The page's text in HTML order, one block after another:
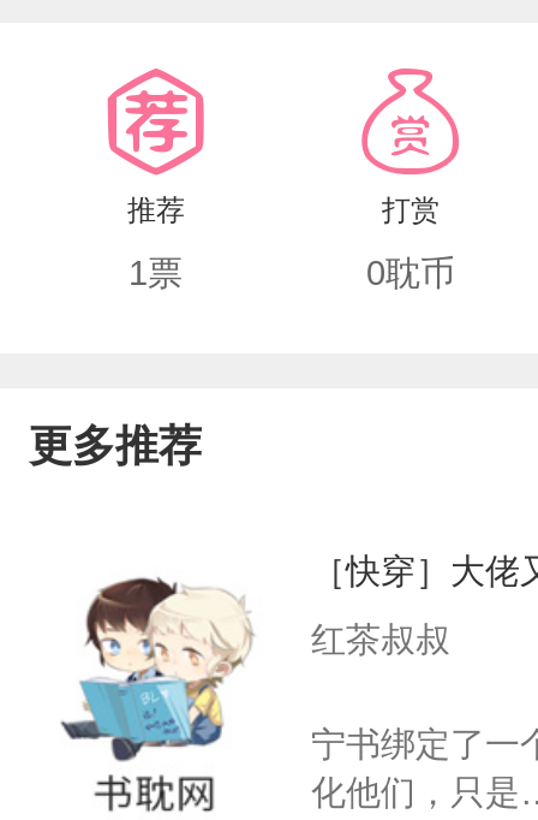
怀里：“我好怕……”
推荐
1票
打赏
0耽币
更多推荐
［快穿］大
红茶叔叔
宁书绑定了一
化他们，只是